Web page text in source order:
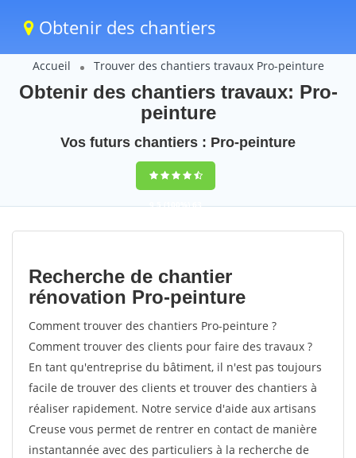
Obtenir des chantiers
Accueil Trouver des chantiers travaux Pro-peinture
Obtenir des chantiers travaux: Pro-
peinture
Vos futurs chantiers : Pro-peinture
9,5(100%)63
votes
Recherche de chantier
rénovation Pro-peinture
Comment trouver des chantiers Pro-peinture ?
Comment trouver des clients pour faire des travaux ?
En tant qu'entreprise du bâtiment, il n'est pas toujours
facile de trouver des clients et trouver des chantiers à
réaliser rapidement. Notre service d'aide aux artisans
Creuse vous permet de rentrer en contact de manière
instantannée avec des particuliers à la recherche de